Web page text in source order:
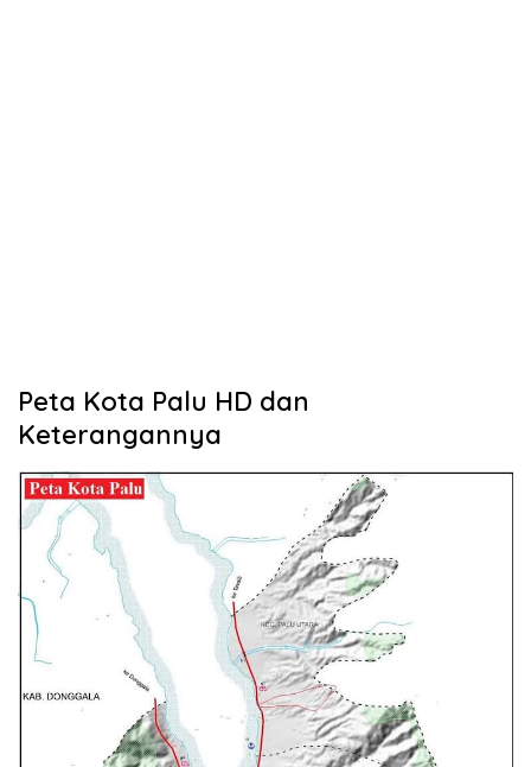
Peta Kota Palu HD dan
Keterangannya